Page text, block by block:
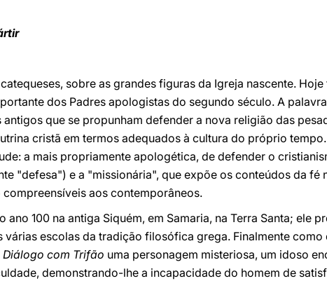
sobre as grandes figuras da Igreja nascente.
dos Padres apologistas do segundo século. A
que se propunham defender a nova religião das
cristã em termos adequados à cultura do próprio
a mais propriamente apologética, de defender o
"defesa") e a "missionária", que expõe os conteúdos da fé
aos contemporâneos.
ano 100 na antiga Siquém, em Samaria, na Terra Santa; ele
várias escolas da tradição filosófica grega. Finalmente como
Diálogo com Trifão uma personagem misteriosa, um idoso
demonstrando-lhe a incapacidade do homem de